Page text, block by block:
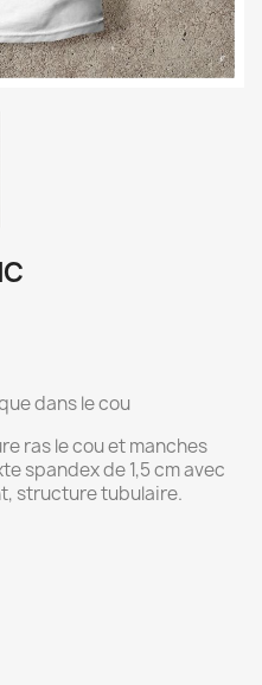
dans le cou
ras le cou et manches
spandex de 1,5 cm avec
structure tubulaire.